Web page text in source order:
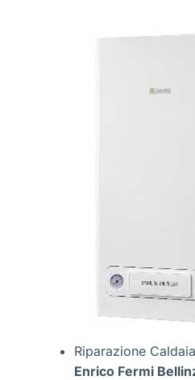
Riparazione
Enrico Fermi